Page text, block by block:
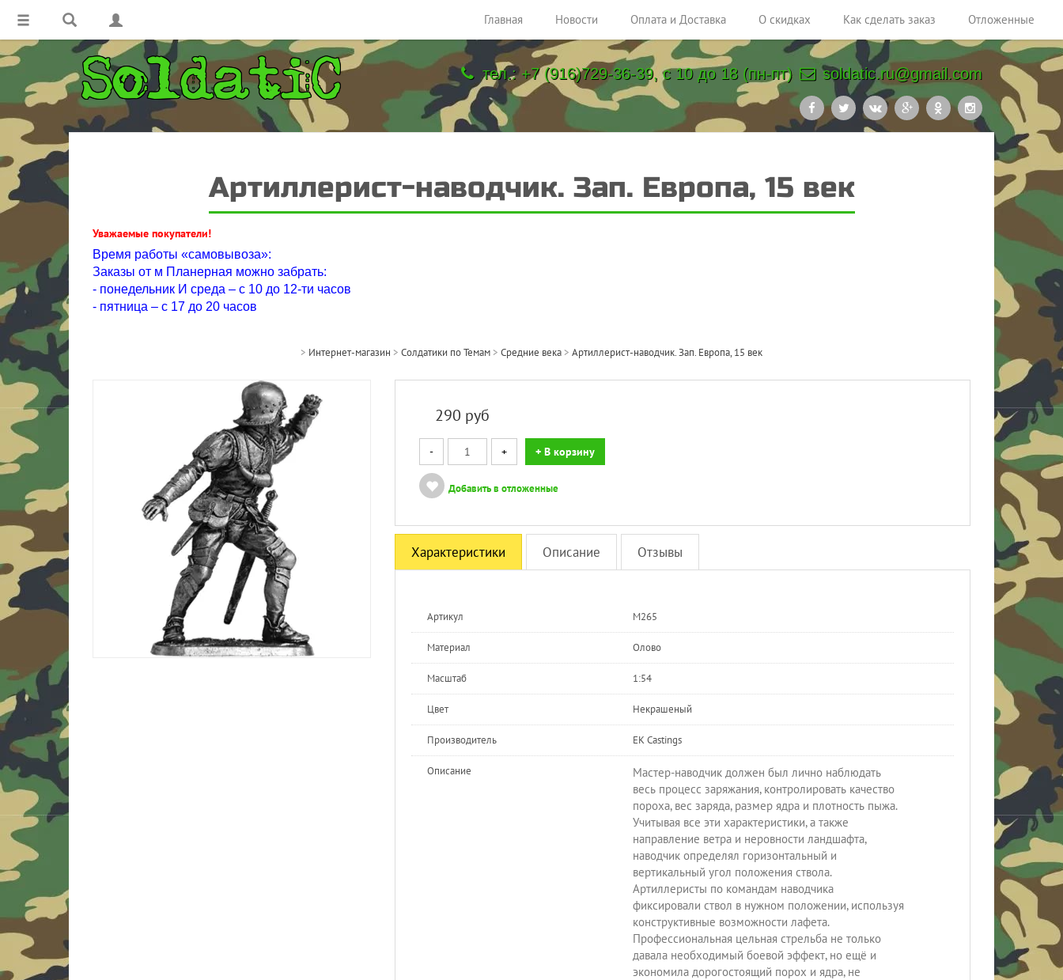
Главная Новости Оплата и Доставка О скидках Как сделать заказ Отложенные
тел.: +7 (916)729-36-39, с 10 до 18 (пн-пт) soldatic.ru@gmail.com
Артиллерист-наводчик. Зап. Европа, 15 век
Уважаемые покупатели!
Время работы «самовывоза»:
Заказы от м Планерная можно забрать:
- понедельник И среда – с 10 до 12-ти часов
- пятница – с 17 до 20 часов
> Интернет-магазин > Солдатики по Темам > Средние века > Артиллерист-наводчик. Зап. Европа, 15 век
290 руб
- + + В корзину
Добавить в отложенные
Характеристики Описание Отзывы
Артикул M265
Материал Олово
Масштаб 1:54
Цвет Некрашеный
Производитель EK Castings
Описание
Мастер-наводчик должен был лично наблюдать
весь процесс заряжания, контролировать качество
пороха, вес заряда, размер ядра и плотность пыжа.
Учитывая все эти характеристики, а также
направление ветра и неровности ландшафта,
наводчик определял горизонтальный и
вертикальный угол положения ствола.
Артиллеристы по командам наводчика
фиксировали ствол в нужном положении, используя
конструктивные возможности лафета.
Профессиональная цельная стрельба не только
давала необходимый боевой эффект, но ещё и
экономила дорогостоящий порох и ядра, не